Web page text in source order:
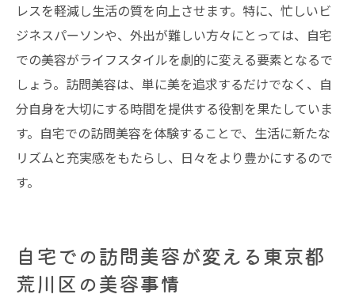
レスを軽減し生活の質を向上させます。特に、忙しいビ
ジネスパーソンや、外出が難しい方々にとっては、自宅
での美容がライフスタイルを劇的に変える要素となるで
しょう。訪問美容は、単に美を追求するだけでなく、自
分自身を大切にする時間を提供する役割を果たしていま
す。自宅での訪問美容を体験することで、生活に新たな
リズムと充実感をもたらし、日々をより豊かにするので
す。
自宅での訪問美容が変える東京都
荒川区の美容事情